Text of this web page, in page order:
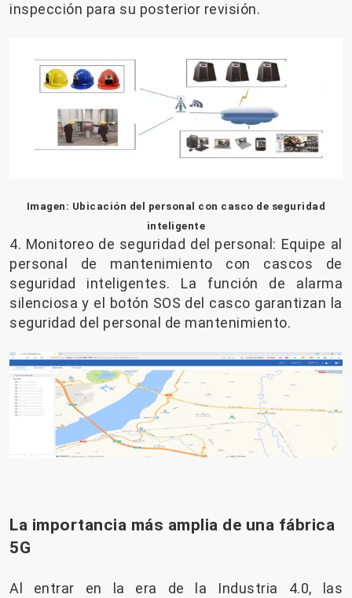
inspección para su posterior revisión.
Imagen: Ubicación del personal con casco de seguridad
inteligente
4. Monitoreo de seguridad del personal: Equipe al
personal de mantenimiento con cascos de
seguridad inteligentes. La función de alarma
silenciosa y el botón SOS del casco garantizan la
seguridad del personal de mantenimiento.
La importancia más amplia de una fábrica
5G
Al entrar en la era de la Industria 4.0, las